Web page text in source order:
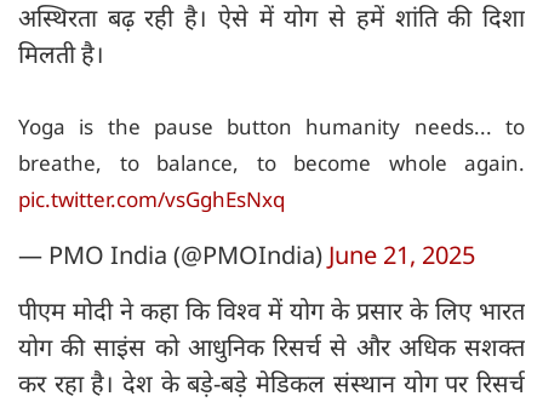
अस्थिरता बढ़ रही है। ऐसे में योग से हमें शांति की दिशा
मिलती है।
Yoga is the pause button humanity needs... to
breathe, to balance, to become whole again.
pic.twitter.com/vsGghEsNxq
— PMO India (@PMOIndia) June 21, 2025
पीएम मोदी ने कहा कि विश्व में योग के प्रसार के लिए भारत
योग की साइंस को आधुनिक रिसर्च से और अधिक सशक्त
कर रहा है। देश के बड़े-बड़े मेडिकल संस्थान योग पर रिसर्च